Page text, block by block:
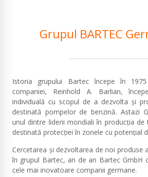
Grupul BARTEC
Istoria grupului Bartec începe în
companiei, Reinhold A. Barlian,
individuală cu scopul de a dezvolta și
destinată pompelor de benzină. Astazi
unul dintre liderii mondiali în producția
destinată protecției în zonele cu potențial
Cercetarea și dezvoltarea de noi produse
în grupul Bartec, an de an Bartec GmbH
cele mai inovatoare companii germane.